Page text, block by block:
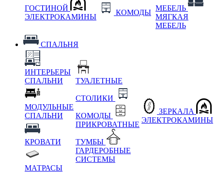
ГОСТИНОЙ
ЭЛЕКТРОКАМИНЫ
КОМОДЫ
МЕБЕЛЬ
МЯГКАЯ
МЕБЕЛЬ
СПАЛЬНЯ
ИНТЕРЬЕРЫ
СПАЛЬНИ
МОДУЛЬНЫЕ
СПАЛЬНИ
КРОВАТИ
МАТРАСЫ
ТУАЛЕТНЫЕ
СТОЛИКИ
КОМОДЫ
ПРИКРОВАТНЫЕ
ТУМБЫ
ГАРДЕРОБНЫЕ
СИСТЕМЫ
ЗЕРКАЛА
ЭЛЕКТРОКАМИНЫ